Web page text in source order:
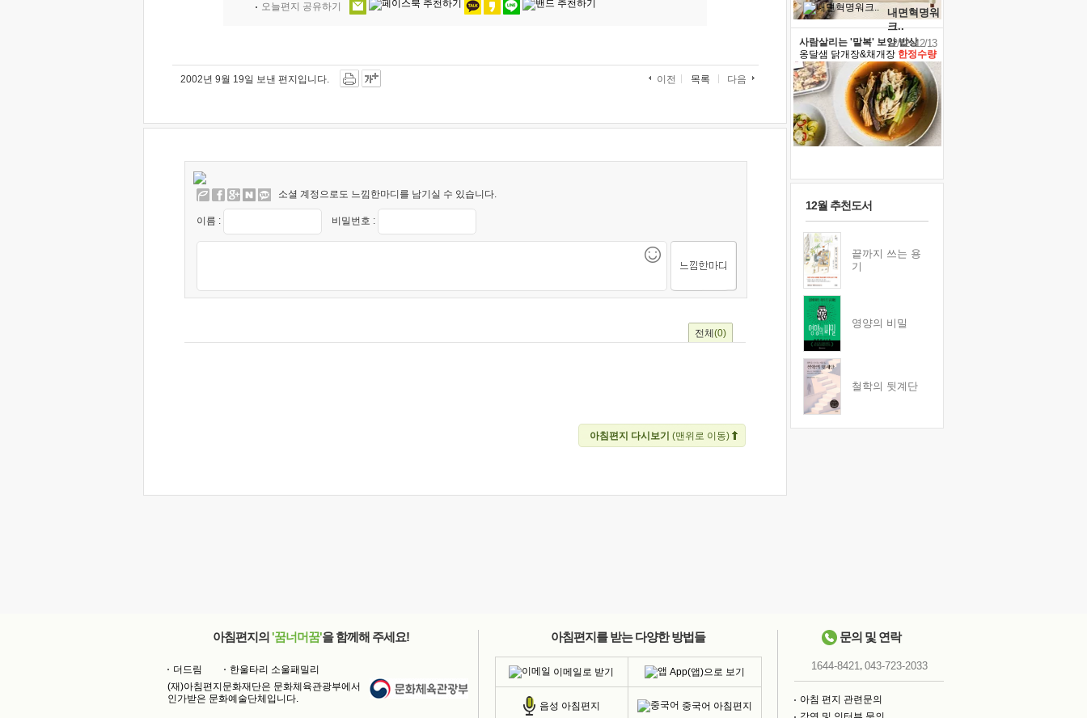
오늘편지 공유하기
2002년 9월 19일 보낸 편지입니다. 이전 목록 다음
소셜 계정으로도 느낌한마디를 남기실 수 있습니다.
이름 : 비밀번호 :
전체 (0)
아침편지 다시보기 (맨위로 이동)
내면혁명워
크..
12/12~12/13
사람살리는 '말복' 보양 밥상
옹달샘 닭개장&채개장 한정수량
12월 추천도서
끝까지 쓰는 용
기
영양의 비밀
철학의 뒷계단
아침편지의 '꿈너머꿈'을 함께해 주세요!
더드림
한울타리 소울패밀리
(재)아침편지문화재단은 문화체육관광부에서
인가받은 문화예술단체입니다.
아침편지를 받는 다양한 방법들
이메일로 받기 App(앱)으로 보기
음성 아침편지 중국어 아침편지
문의 및 연락
1644-8421, 043-723-2033
아침 편지 관련문의